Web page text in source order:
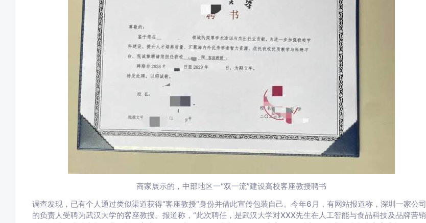
商家展示的，中部地区一“双一流”建设高校客座教授聘书
调查发现，已有个人通过类似渠道获得“客座教授”身份并借此宣传包装自己。今年6月，有网站报道称，深圳一家公司
的负责人受聘为武汉大学的客座教授。报道称，“此次聘任，是武汉大学对XXX先生在人工智能与食品科技及品牌营销